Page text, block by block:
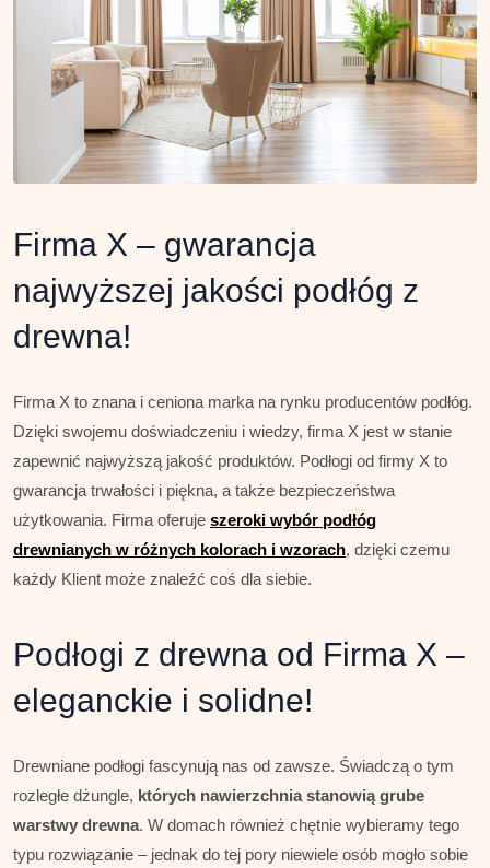
Firma X – gwarancja
najwyższej jakości podłóg z
drewna!
Firma X to znana i ceniona marka na rynku producentów podłóg.
Dzięki swojemu doświadczeniu i wiedzy, firma X jest w stanie
zapewnić najwyższą jakość produktów. Podłogi od firmy X to
gwarancja trwałości i piękna, a także bezpieczeństwa
użytkowania. Firma oferuje szeroki wybór podłóg
drewnianych w różnych kolorach i wzorach, dzięki czemu
każdy Klient może znaleźć coś dla siebie.
Podłogi z drewna od Firma X –
eleganckie i solidne!
Drewniane podłogi fascynują nas od zawsze. Świadczą o tym
rozległe dżungle, których nawierzchnia stanowią grube
warstwy drewna. W domach również chętnie wybieramy tego
typu rozwiązanie – jednak do tej pory niewiele osób mogło sobie